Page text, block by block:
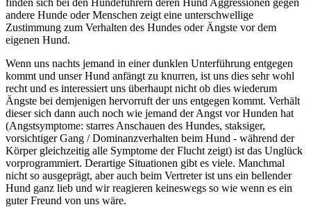
finden sich bei den Hundeführern deren Hund Aggressionen gegen
andere Hunde oder Menschen zeigt eine unterschwellige
Zustimmung zum Verhalten des Hundes oder Ängste vor dem
eigenen Hund.
Wenn uns nachts jemand in einer dunklen Unterführung entgegen
kommt und unser Hund anfängt zu knurren, ist uns dies sehr wohl
recht und es interessiert uns überhaupt nicht ob dies wiederum
Ängste bei demjenigen hervorruft der uns entgegen kommt. Verhält
dieser sich dann auch noch wie jemand der Angst vor Hunden hat
(Angstsymptome: starres Anschauen des Hundes, staksiger,
vorsichtiger Gang / Dominanzverhalten beim Hund - während der
Körper gleichzeitig alle Symptome der Flucht zeigt) ist das Unglück
vorprogrammiert. Derartige Situationen gibt es viele. Manchmal
nicht so ausgeprägt, aber auch beim Vertreter ist uns ein bellender
Hund ganz lieb und wir reagieren keineswegs so wie wenn es ein
guter Freund von uns wäre.